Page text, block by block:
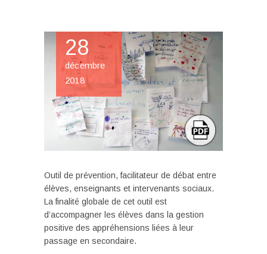
28
décembre
2018
Outil de prévention, facilitateur de débat entre
élèves, enseignants et intervenants sociaux.
La finalité globale de cet outil est
d’accompagner les élèves dans la gestion
positive des appréhensions liées à leur
passage en secondaire.